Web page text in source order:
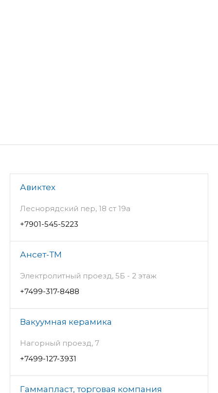
Авиктех
Леснорядский пер, 18 ст 19а
+7901-545-5223
Ансет-ТМ
Электролитный проезд, 5Б - 2 этаж
+7499-317-8488
Вакуумная керамика
Нагорный проезд, 7
+7499-127-3931
Гаммапласт, торговая компания